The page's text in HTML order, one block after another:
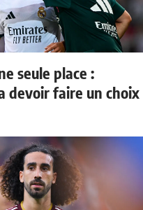
seule place :
devoir faire un choix